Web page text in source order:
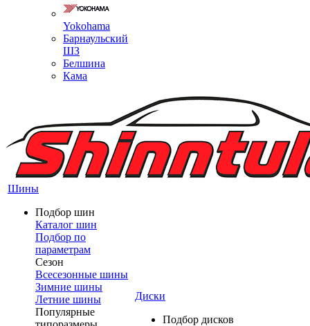
Yokohama
Барнаульский
ШЗ
Белшина
Кама
Шины
Подбор шин
Каталог шин
Подбор по
параметрам
Сезон
Всесезонные шины
Зимние шины
Летние шины
Популярные
Диски
Подбор дисков